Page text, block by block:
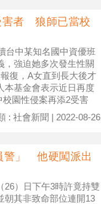
害者 狼師已當校
台中某知名國中資優班
，強迫她多次發生性關
復，A女直到長大後才
本基金會表示近日再度
園性侵案再添2受害
: 社會新聞 | 2022-08-26
警」 他硬闖派出
26）日下午3時許竟持雙
朝其非致命部位連開13